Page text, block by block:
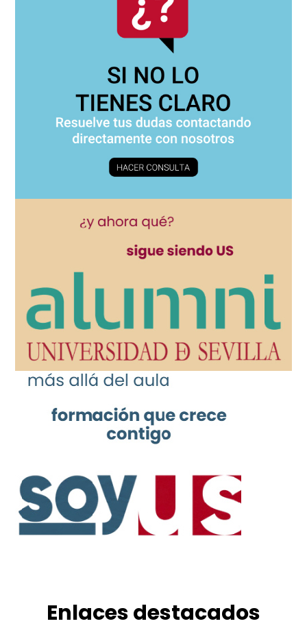
Enlaces destacados